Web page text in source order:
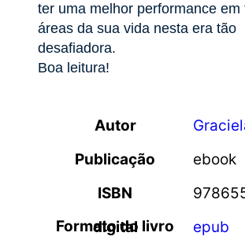
ter uma melhor performance em
áreas da sua vida nesta era tão
desafiadora.
Boa leitura!
Autor
Publicação
ebook
ISBN
Formato do livro digital
epub